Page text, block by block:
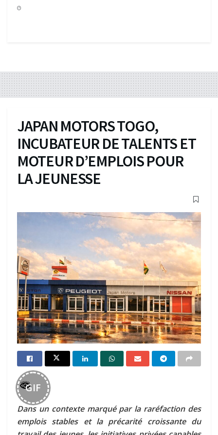
JAPAN MOTORS TOGO,
INCUBATEUR DE TALENTS ET
MOTEUR D’EMPLOIS POUR
LA JEUNESSE
GIF
Dans un contexte marqué par la raréfaction des
emplois stables et la précarité croissante du